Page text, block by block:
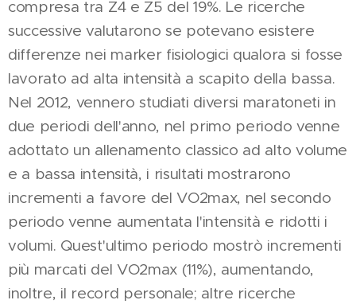
compresa tra Z4 e Z5 del 19%. Le ricerche
successive valutarono se potevano esistere
differenze nei marker fisiologici qualora si fosse
lavorato ad alta intensità a scapito della bassa.
Nel 2012, vennero studiati diversi maratoneti in
due periodi dell'anno, nel primo periodo venne
adottato un allenamento classico ad alto volume
e a bassa intensità, i risultati mostrarono
incrementi a favore del VO2max, nel secondo
periodo venne aumentata l'intensità e ridotti i
volumi. Quest'ultimo periodo mostrò incrementi
più marcati del VO2max (11%), aumentando,
inoltre, il record personale; altre ricerche